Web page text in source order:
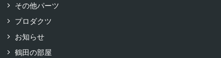
その他パーツ
プロダクツ
お知らせ
鶴田の部屋